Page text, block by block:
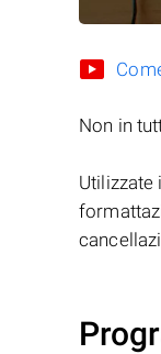
Non in
Utilizzate i